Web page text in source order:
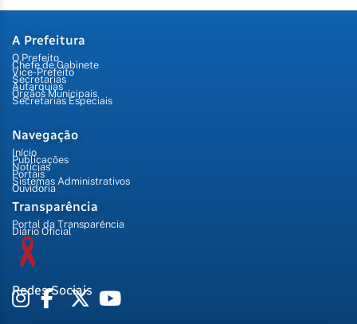
A Prefeitura
O Prefeito
Chefe de Gabinete
Vice-Prefeito
Secretarias
Autarquias
Órgãos Municipais
Secretarias Especiais
Navegação
Início
Publicações
Notícias
Portais
Sistemas Administrativos
Ouvidoria
Transparência
Portal da Transparência
Diário Oficial
Redes Sociais